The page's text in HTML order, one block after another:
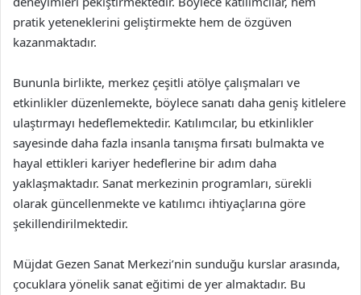
pratik yeteneklerini geliştirmekte hem de özgüven
kazanmaktadır.
Bununla birlikte, merkez çeşitli atölye çalışmaları ve
etkinlikler düzenlemekte, böylece sanatı daha geniş kitlelere
ulaştırmayı hedeflemektedir. Katılımcılar, bu etkinlikler
sayesinde daha fazla insanla tanışma fırsatı bulmakta ve
hayal ettikleri kariyer hedeflerine bir adım daha
yaklaşmaktadır. Sanat merkezinin programları, sürekli
olarak güncellenmekte ve katılımcı ihtiyaçlarına göre
şekillendirilmektedir.
Müjdat Gezen Sanat Merkezi’nin sunduğu kurslar arasında,
çocuklara yönelik sanat eğitimi de yer almaktadır. Bu